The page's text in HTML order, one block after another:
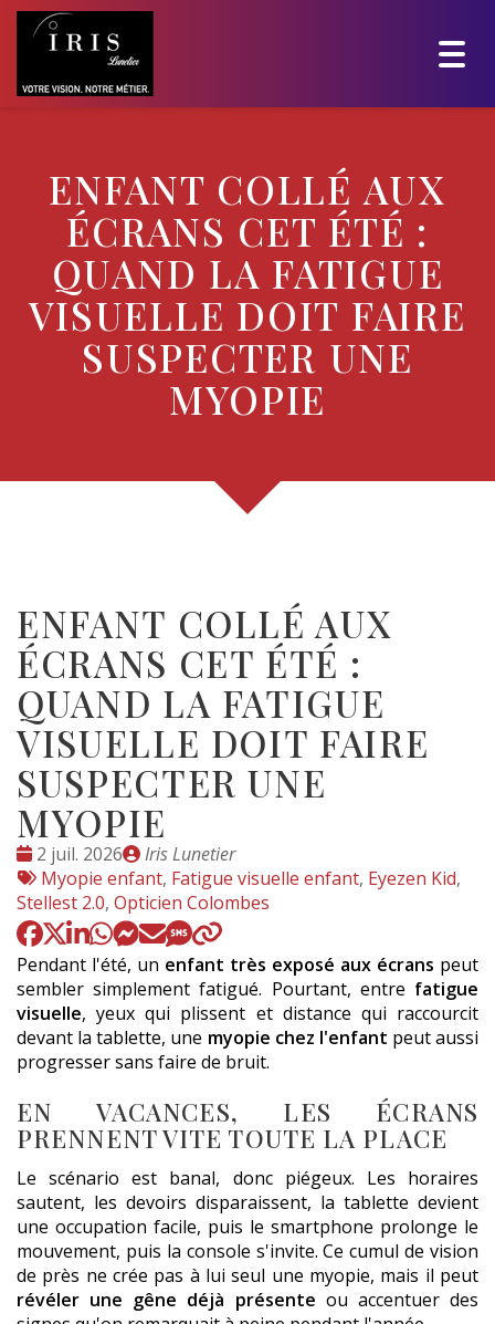
ENFANT COLLÉ AUX
ÉCRANS CET ÉTÉ :
QUAND LA FATIGUE
VISUELLE DOIT FAIRE
SUSPECTER UNE
MYOPIE
ENFANT COLLÉ AUX
ÉCRANS CET ÉTÉ :
QUAND LA FATIGUE
VISUELLE DOIT FAIRE
SUSPECTER UNE
MYOPIE
Date
:
2 juil. 2026
Publié
par
Iris Lunetier
Tags
:
Myopie enfant, Fatigue visuelle enfant, Eyezen Kid,
Stellest 2.0, Opticien Colombes
Pendant l'été, un enfant très exposé aux écrans peut
sembler simplement fatigué. Pourtant, entre fatigue
visuelle, yeux qui plissent et distance qui raccourcit
devant la tablette, une myopie chez l'enfant peut aussi
progresser sans faire de bruit.
EN VACANCES, LES ÉCRANS
PRENNENT VITE TOUTE LA PLACE
Le scénario est banal, donc piégeux. Les horaires
sautent, les devoirs disparaissent, la tablette devient
une occupation facile, puis le smartphone prolonge le
mouvement, puis la console s'invite. Ce cumul de vision
de près ne crée pas à lui seul une myopie, mais il peut
révéler une gêne déjà présente ou accentuer des